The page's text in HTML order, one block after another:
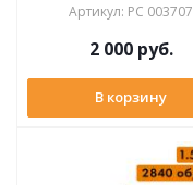
Артикул: РС 003707
2 000руб.
В корзину